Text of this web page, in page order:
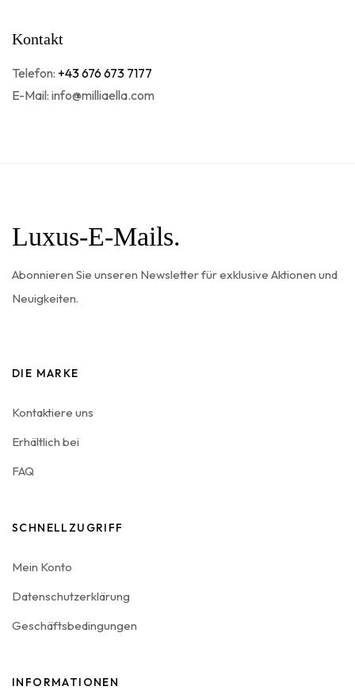
Kontakt
Telefon: +43 676 673 7177
E-Mail: info@milliaella.com
Luxus-E-Mails.
Abonnieren Sie unseren Newsletter für exklusive Aktionen und
Neuigkeiten.
DIE MARKE
Kontaktiere uns
Erhältlich bei
FAQ
SCHNELLZUGRIFF
Mein Konto
Datenschutzerklärung
Geschäftsbedingungen
INFORMATIONEN